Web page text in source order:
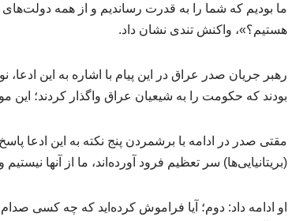
ما بودیم که شما را به قدرت رساندیم و از همه
هستیم؟»، واکنش تندی نشان داد.
رهبر جریان صدر عراق در این پیام با اشاره به این
بودند که حکومت را به شیعیان عراق واگذار کردند؛
مقتی صدر در ادامه با برشمردن پنج نکته به این ادعا
(بریتانیایی‌ها) سر تعظیم فرود آورده‌اند، ما از آنها
او ادامه داد: دوم؛ آیا فراموش کرده‌اید که چه کسی صدام